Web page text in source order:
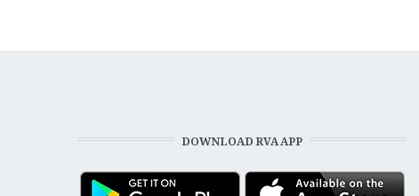
DOWNLOAD RVA APP